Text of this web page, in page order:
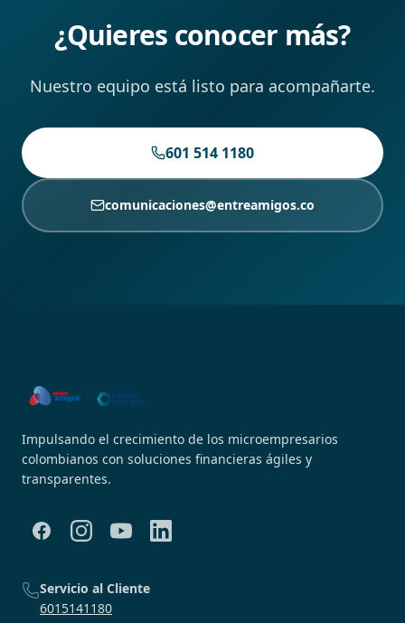
¿Quieres conocer más?
Nuestro equipo está listo para acompañarte.
601 514 1180
comunicaciones@entreamigos.co
Impulsando el crecimiento de los microempresarios
colombianos con soluciones financieras ágiles y
transparentes.
Servicio al Cliente
6015141180